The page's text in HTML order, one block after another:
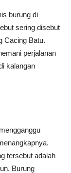
burung di
sering disebut
Cacing Batu.
perjalanan
kalangan
tersebut adalah
Burung